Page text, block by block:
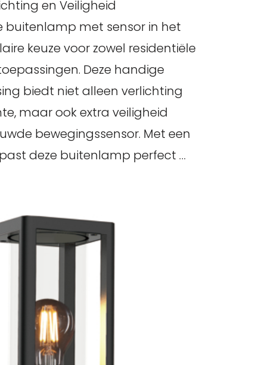
en Veiligheid
buitenlamp met sensor in het
keuze voor zowel residentiële
Deze handige
biedt niet alleen verlichting
maar ook extra veiligheid
bewegingssensor. Met een
deze buitenlamp perfect …